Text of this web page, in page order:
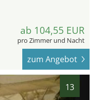
ab 104,55 EUR
pro Zimmer und Nacht
zum Angebot
13